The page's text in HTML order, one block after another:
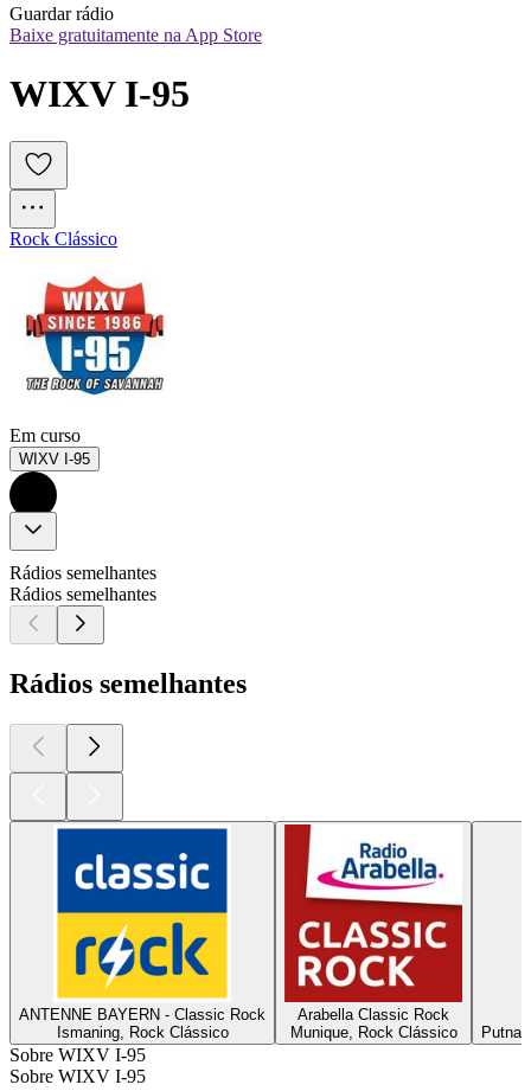
Guardar rádio
Baixe gratuitamente na App Store
WIXV I-95
Rock Clássico
Em curso
WIXV I-95
Rádios semelhantes
Rádios semelhantes
Rádios semelhantes
ANTENNE BAYERN - Classic Rock
Ismaning, Rock Clássico
Arabella Classic Rock
Munique, Rock Clássico
Sobre WIXV I-95
Sobre WIXV I-95